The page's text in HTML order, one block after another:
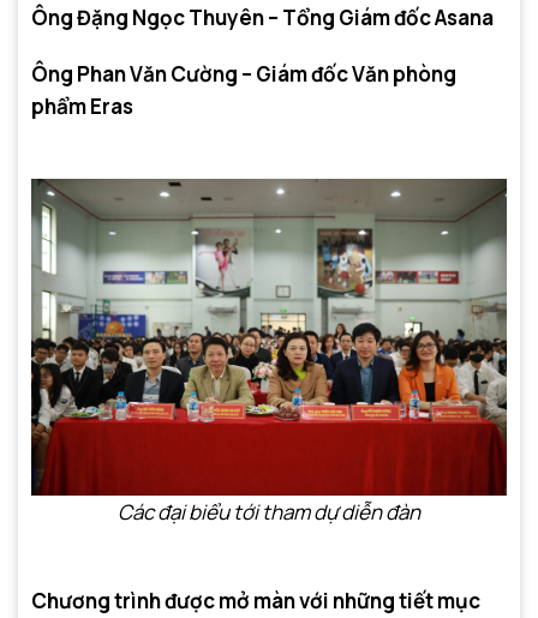
Ông Đặng Ngọc Thuyên – Tổng Giám đốc Asana
Ông Phan Văn Cường – Giám đốc Văn phòng
phẩm Eras
Các đại biểu tới tham dự diễn đàn
Chương trình được mở màn với những tiết mục